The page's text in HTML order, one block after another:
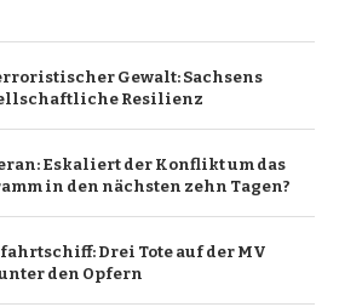
Gewalt: Sachsens
Resilienz
Eskaliert der Konflikt um das
in den nächsten zehn Tagen?
Drei Tote auf der MV
den Opfern